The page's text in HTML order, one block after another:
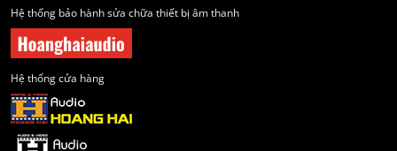
Hệ thống bảo hành sửa chữa thiết bị âm thanh
Hệ thống cửa hàng